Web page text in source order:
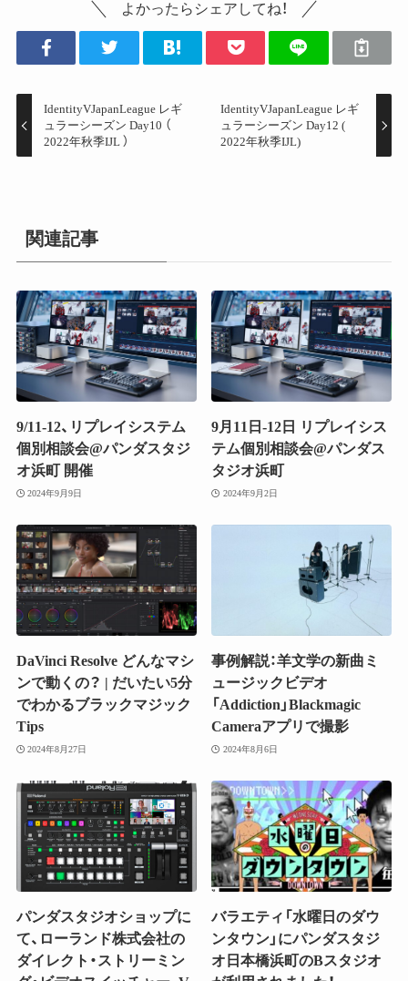
よかったらシェアしてね！
IdentityVJapanLeague レギ
ュラーシーズン Day10 （
2022年秋季IJL ）
IdentityVJapanLeague レギ
ュラーシーズン Day12 (
2022年秋季IJL)
関連記事
9/11-12、リプレイシステム
個別相談会@パンダスタジ
オ浜町 開催
2024年9月9日
9月11日-12日 リプレイシス
テム個別相談会@パンダス
タジオ浜町
2024年9月2日
DaVinci Resolve どんなマシ
ンで動くの？ | だいたい5分
でわかるブラックマジック
Tips
2024年8月27日
事例解説：羊文学の新曲ミ
ュージックビデオ
「Addiction」Blackmagic
Cameraアプリで撮影
2024年8月6日
パンダスタジオショップに
て、ローランド株式会社の
ダイレクト・ストリーミン
バラエティ「水曜日のダウ
ンタウン」にパンダスタジ
オ日本橋浜町のBスタジオ